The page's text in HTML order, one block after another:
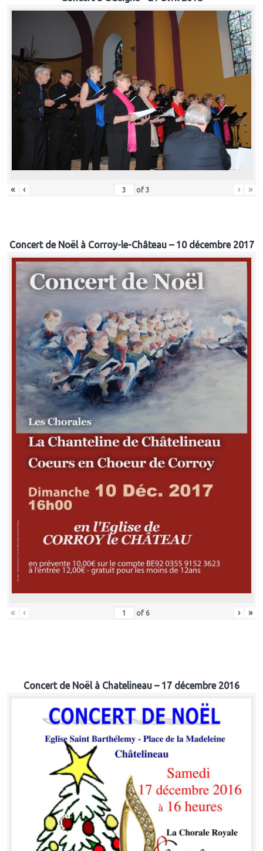
« ‹ of 3 › »
Concert de Noël à Corroy-le-Château – 10 décembre 2017
« ‹ of 6 › »
Concert de Noël à Chatelineau – 17 décembre 2016